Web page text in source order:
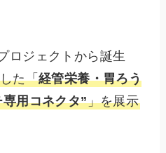
ロジェクトから誕生
た「経管栄養・胃ろう
用コネクタ”」を展示